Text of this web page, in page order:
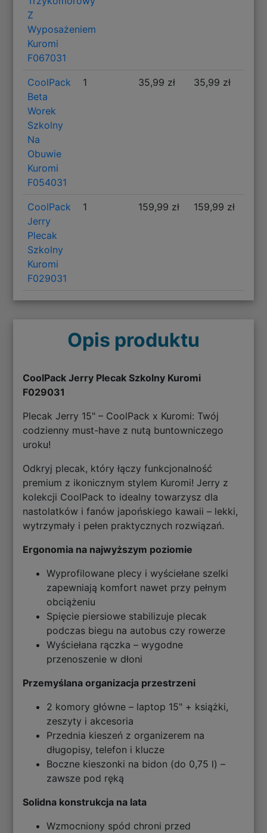
Z
Wyposażeniem
Kuromi
F067031
CoolPack
Beta
Worek
Szkolny
Na
Obuwie
Kuromi
F054031
1 35,99 zł 35,99 zł
CoolPack
Jerry
Plecak
Szkolny
Kuromi
F029031
1 159,99 zł 159,99 zł
Opis produktu
CoolPack Jerry Plecak Szkolny Kuromi
F029031
Plecak Jerry 15" – CoolPack x Kuromi: Twój
codzienny must-have z nutą buntowniczego
uroku!
Odkryj plecak, który łączy funkcjonalność
premium z ikonicznym stylem Kuromi! Jerry z
kolekcji CoolPack to idealny towarzysz dla
nastolatków i fanów japońskiego kawaii – lekki,
wytrzymały i pełen praktycznych rozwiązań.
Ergonomia na najwyższym poziomie
Wyprofilowane plecy i wyściełane szelki
zapewniają komfort nawet przy pełnym
obciążeniu
Spięcie piersiowe stabilizuje plecak
podczas biegu na autobus czy rowerze
Wyściełana rączka – wygodne
przenoszenie w dłoni
Przemyślana organizacja przestrzeni
2 komory główne – laptop 15" + książki,
zeszyty i akcesoria
Przednia kieszeń z organizerem na
długopisy, telefon i klucze
Boczne kieszonki na bidon (do 0,75 l) –
zawsze pod ręką
Solidna konstrukcja na lata
Wzmocniony spód chroni przed